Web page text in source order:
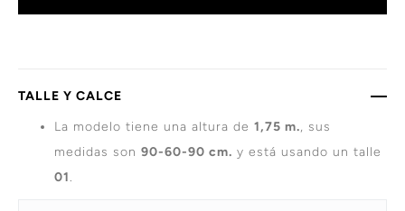
TALLE Y CALCE
La modelo tiene una altura de 1,75 m., sus
medidas son 90-60-90 cm. y está usando un talle
01.